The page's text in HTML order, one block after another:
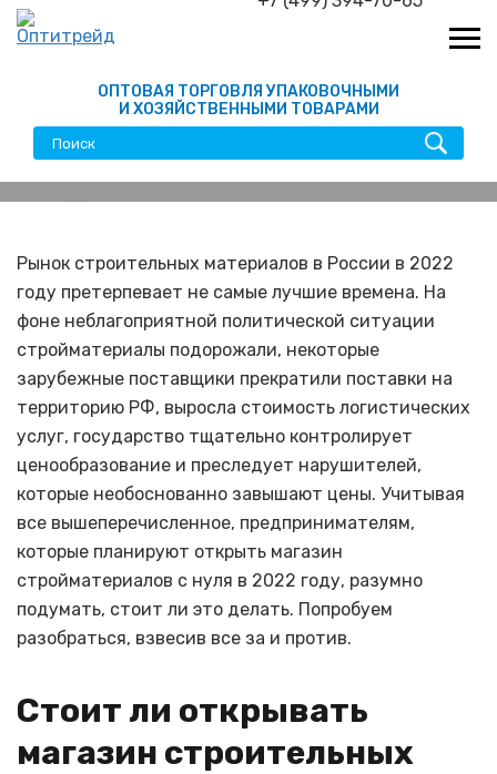
ОПТОВАЯ ТОРГОВЛЯ УПАКОВОЧНЫМИ
И ХОЗЯЙСТВЕННЫМИ ТОВАРАМИ
строительных материалов
в 2022
Рынок строительных материалов в России в 2022
году претерпевает не самые лучшие времена. На
фоне неблагоприятной политической ситуации
стройматериалы подорожали, некоторые
зарубежные поставщики прекратили поставки на
территорию РФ, выросла стоимость логистических
услуг, государство тщательно контролирует
ценообразование и преследует нарушителей,
которые необоснованно завышают цены. Учитывая
все вышеперечисленное, предпринимателям,
которые планируют открыть магазин
стройматериалов с нуля в 2022 году, разумно
подумать, стоит ли это делать. Попробуем
разобраться, взвесив все за и против.
Стоит ли открывать
магазин строительных